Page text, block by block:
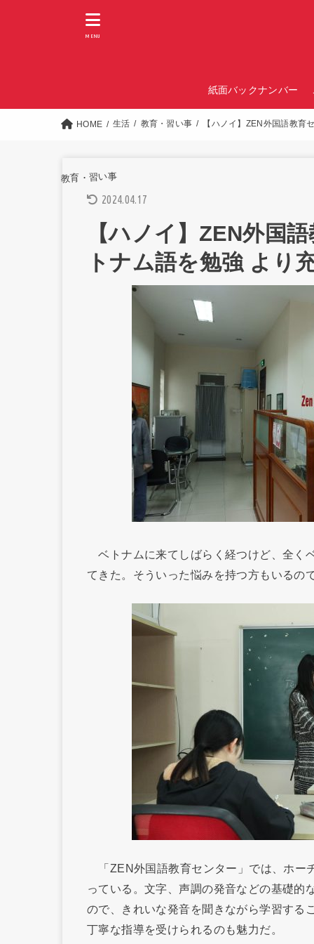
紙面バックナンバー
MENU
HOME 生活 教育・習い事 【ハノイ】ZEN外国語教育
教育・習い事
2024.04.17
【ハノイ】ZEN外国
トナム語を勉強 より
ベトナムに来てしばらく経つけど、全く
てきた。そういった悩みを持つ方もいるの
「ZEN外国語教育センター」では、ホー
っている。文字、声調の発音などの基礎的
ので、きれいな発音を聞きながら学習する
丁寧な指導を受けられるのも魅力だ。